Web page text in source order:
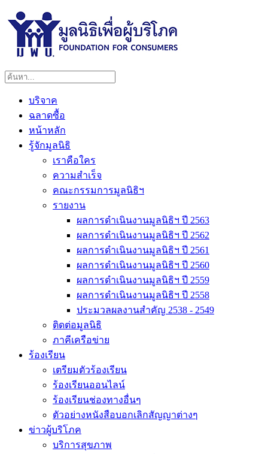
บริจาค
ฉลาดซื้อ
หน้าหลัก
รู้จักมูลนิธิ
เราคือใคร
ความสำเร็จ
คณะกรรมการมูลนิธิฯ
รายงาน
ผลการดำเนินงานมูลนิธิฯ ปี 2563
ผลการดำเนินงานมูลนิธิฯ ปี 2562
ผลการดำเนินงานมูลนิธิฯ ปี 2561
ผลการดำเนินงานมูลนิธิฯ ปี 2560
ผลการดำเนินงานมูลนิธิฯ ปี 2559
ผลการดำเนินงานมูลนิธิฯ ปี 2558
ประมวลผลงานสำคัญ 2538 - 2549
ติดต่อมูลนิธิ
ภาคีเครือข่าย
ร้องเรียน
เตรียมตัวร้องเรียน
ร้องเรียนออนไลน์
ร้องเรียนช่องทางอื่นๆ
ตัวอย่างหนังสือบอกเลิกสัญญาต่างๆ
ข่าวผู้บริโภค
บริการสุขภาพ